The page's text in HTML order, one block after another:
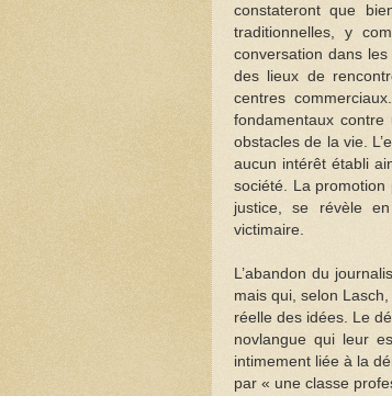
constateront que
traditionnelles, y
conversation dans
des lieux de
centres
fondamentaux
obstacles de la vie.
aucun intérêt établi
société. La promotion
justice, se révèle
victimaire.
L’abandon du
mais qui, selon
réelle des idées. Le
novlangue qui leur
intimement liée à la
par « une classe